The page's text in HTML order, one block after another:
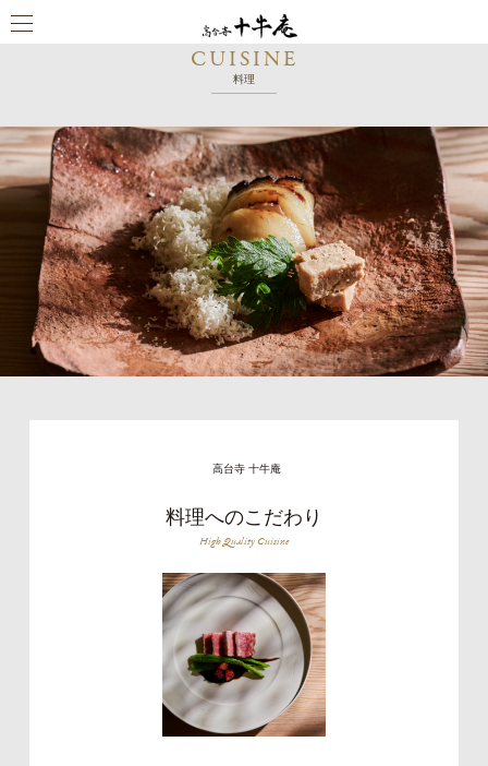
CUISINE
料理
高台寺 十牛庵
料理へのこだわり
High Quality Cuisine